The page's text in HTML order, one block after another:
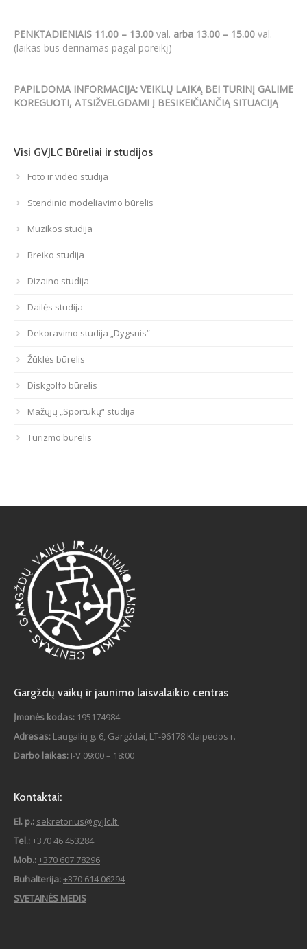
PENKTADIENIAIS 11.00 – 13.00 val. arba 13.00 – 15.00 val.
(laikas bus derinamas pagal poreikį)
PAPILDOMA INFORMACIJA: VEIKLŲ LAIKĄ BEI TURINĮ GALIME
KOREGUOTI, ATSIŽVELGDAMI Į BESIKEIČIANČIĄ SITUACIJĄ
Visi GVJLC Būreliai ir studijos
Foto ir video studija
Stendinio modeliavimo būrelis
Muzikos studija
Breiko studija
Dizaino studija
Dailės studija
Dekoravimo studija „Dygsnis“
Žūklės būrelis
Diskgolfo būrelis
Mažųjų „Sportukų“ studija
Turizmo būrelis
Gargždų vaikų ir jaunimo laisvalaikio centras
Įmonės kodas: 195174984
Adresas: Laugalių g. 6, Gargždai, LT-96178 Klaipėdos r.
Darbo laikas: I-V 09:00 – 18:00
Kontaktai:
El. p.: sekretorius@gvjlc.lt
Tel.:+370 46 453284
Mob.:+370 607 78296
Buhalterija:+370 614 06294
SVETAINĖS MEDIS